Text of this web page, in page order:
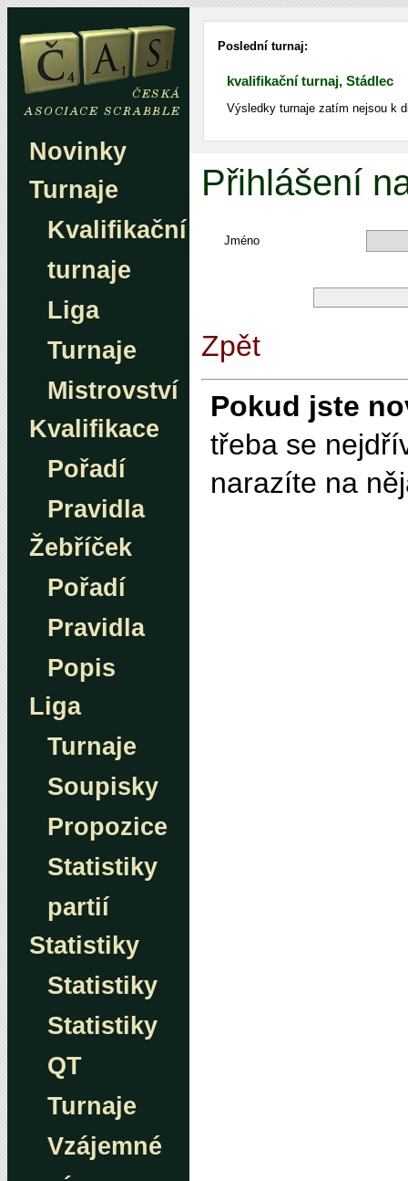
Novinky
Turnaje
Kvalifikační
turnaje
Liga
Turnaje
Mistrovství
Kvalifikace
Pořadí
Pravidla
Žebříček
Pořadí
Pravidla
Popis
Liga
Turnaje
Soupisky
Propozice
Statistiky
partií
Statistiky
Statistiky
Statistiky
QT
Turnaje
Vzájemné
Poslední turnaj:
kvalifikační turnaj, Stádlec
Výsledky turnaje zatím nejsou k
Přihlášení
Jméno
Zpět
Pokud jste
třeba se
narazíte na